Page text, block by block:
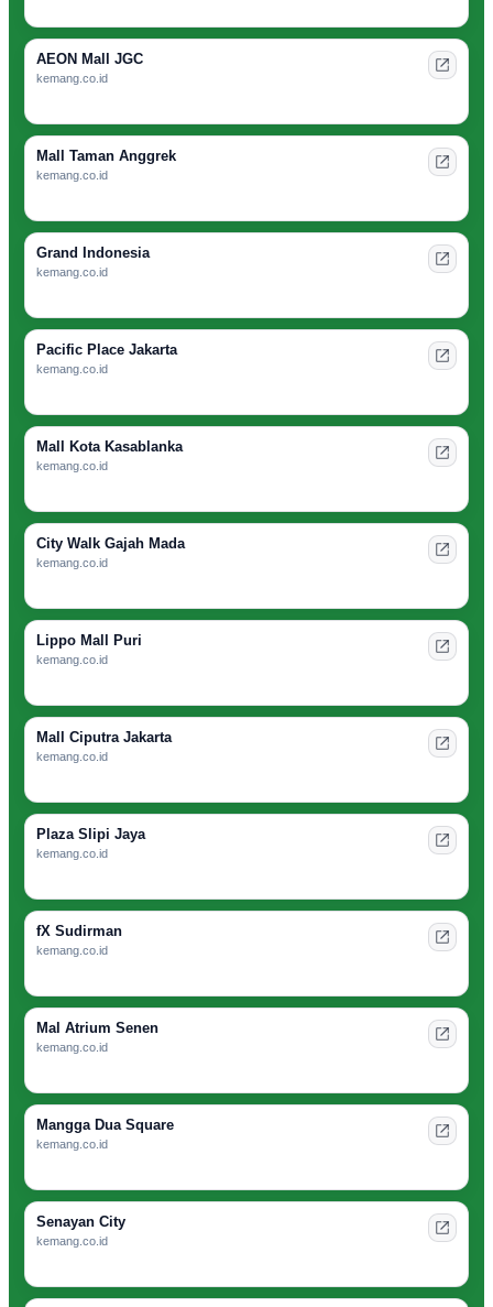
AEON Mall JGC
kemang.co.id
Mall Taman Anggrek
kemang.co.id
Grand Indonesia
kemang.co.id
Pacific Place Jakarta
kemang.co.id
Mall Kota Kasablanka
kemang.co.id
City Walk Gajah Mada
kemang.co.id
Lippo Mall Puri
kemang.co.id
Mall Ciputra Jakarta
kemang.co.id
Plaza Slipi Jaya
kemang.co.id
fX Sudirman
kemang.co.id
Mal Atrium Senen
kemang.co.id
Mangga Dua Square
kemang.co.id
Senayan City
kemang.co.id